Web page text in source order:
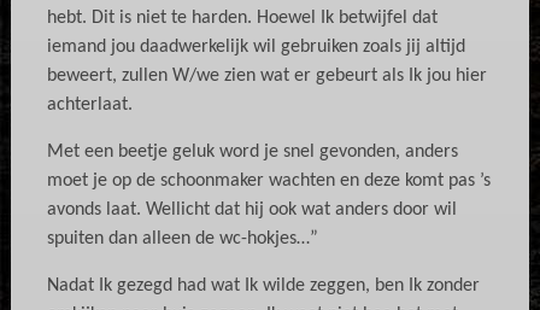
hebt. Dit is niet te harden. Hoewel Ik betwijfel dat
iemand jou daadwerkelijk wil gebruiken zoals jij altijd
beweert, zullen W/we zien wat er gebeurt als Ik jou hier
achterlaat.
Met een beetje geluk word je snel gevonden, anders
moet je op de schoonmaker wachten en deze komt pas ’s
avonds laat. Wellicht dat hij ook wat anders door wil
spuiten dan alleen de wc-hokjes…”
Nadat Ik gezegd had wat Ik wilde zeggen, ben Ik zonder